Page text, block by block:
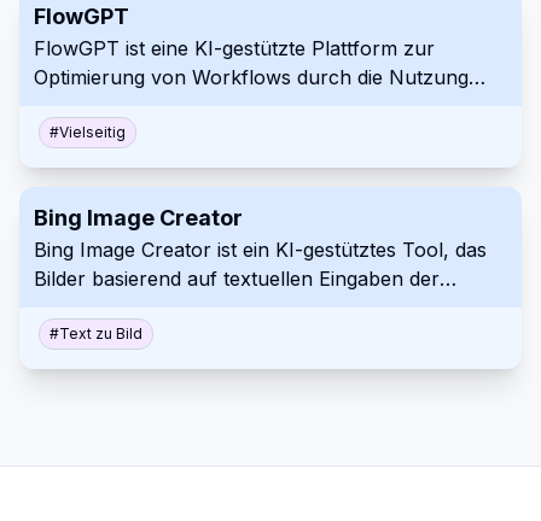
hochwertige Kunstwerke zu produzieren, die sich
an Künstler, Designer und kreative Enthusiasten
richten.
FlowGPT
FlowGPT ist eine KI-gestützte Plattform zur
Optimierung von Workflows durch die Nutzung
natürlicher Sprache. Sie ermöglicht es Benutzern,
ihre Arbeitsprozesse über konversationelle
Aufgabenabwicklung zu erstellen, zu verwalten
und zu optimieren.
#Vielseitig
Bing Image Creator
Bing Image Creator ist ein KI-gestütztes Tool, das
Bilder basierend auf textuellen Eingaben der
fortschrittlicher Machine-Learning-Algorithmen
können Benutzer einzigartige und
#Text zu Bild